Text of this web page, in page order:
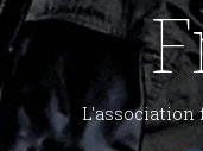
L'association